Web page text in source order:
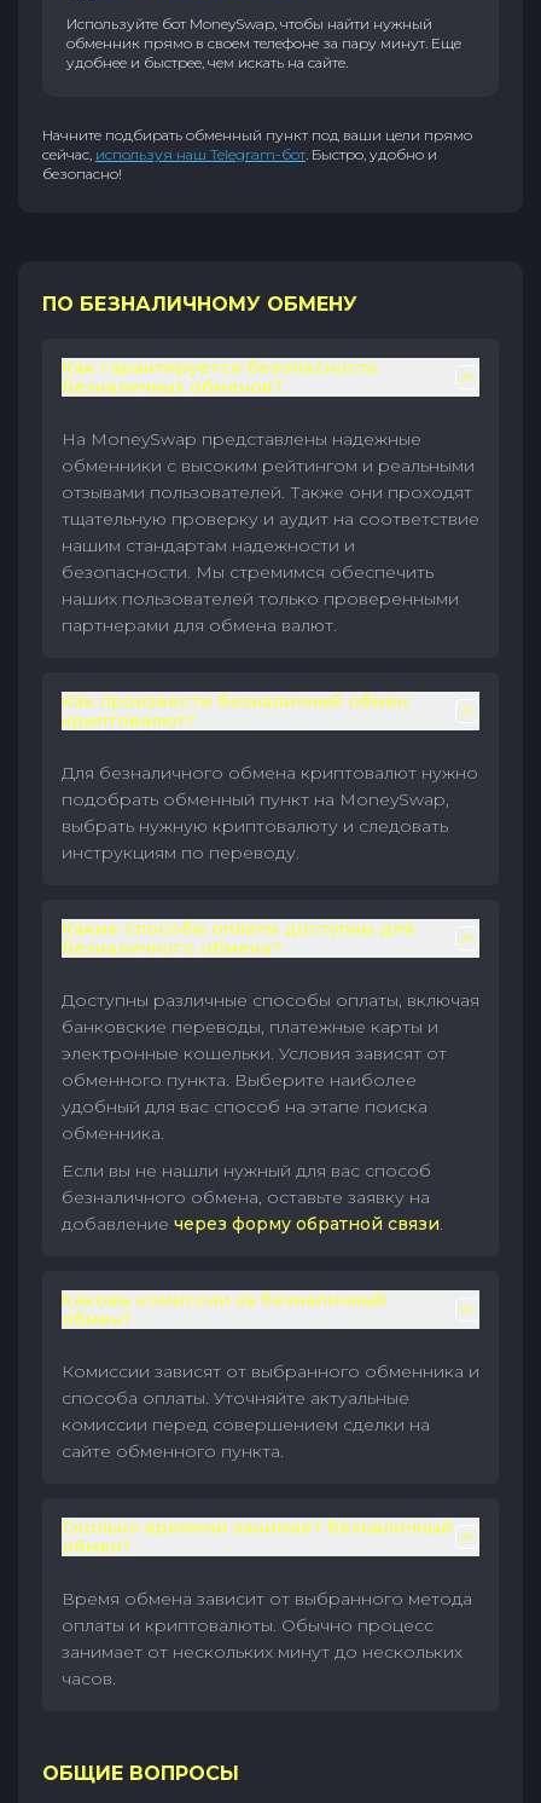
Используйте бот MoneySwap, чтобы найти нужный
обменник прямо в своем телефоне за пару минут. Еще
удобнее и быстрее, чем искать на сайте.
Начните подбирать обменный пункт под ваши цели прямо
сейчас, используя наш Telegram-бот. Быстро, удобно и
безопасно!
ПО БЕЗНАЛИЧНОМУ ОБМЕНУ
Как гарантируется безопасность
безналичных обменов?
На MoneySwap представлены надежные
обменники с высоким рейтингом и реальными
отзывами пользователей. Также они проходят
тщательную проверку и аудит на соответствие
нашим стандартам надежности и
безопасности. Мы стремимся обеспечить
наших пользователей только проверенными
партнерами для обмена валют.
Как произвести безналичный обмен
криптовалют?
Для безналичного обмена криптовалют нужно
подобрать обменный пункт на MoneySwap,
выбрать нужную криптовалюту и следовать
инструкциям по переводу.
Какие способы оплаты доступны для
безналичного обмена?
Доступны различные способы оплаты, включая
банковские переводы, платежные карты и
электронные кошельки. Условия зависят от
обменного пункта. Выберите наиболее
удобный для вас способ на этапе поиска
обменника.
Если вы не нашли нужный для вас способ
безналичного обмена, оставьте заявку на
добавление через форму обратной связи.
Каковы комиссии за безналичный
обмен?
Комиссии зависят от выбранного обменника и
способа оплаты. Уточняйте актуальные
комиссии перед совершением сделки на
сайте обменного пункта.
Сколько времени занимает безналичный
обмен?
Время обмена зависит от выбранного метода
оплаты и криптовалюты. Обычно процесс
занимает от нескольких минут до нескольких
часов.
ОБЩИЕ ВОПРОСЫ